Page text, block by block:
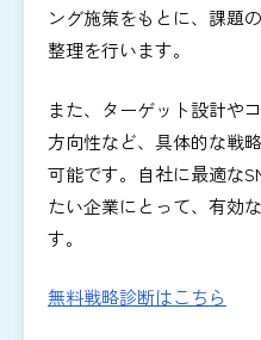
ング施策をもとに、課題
整理を行います。
また、ターゲット設計や
方向性など、具体的な戦
可能です。自社に最適な
たい企業にとって、有効
す。
無料戦略診断はこちら